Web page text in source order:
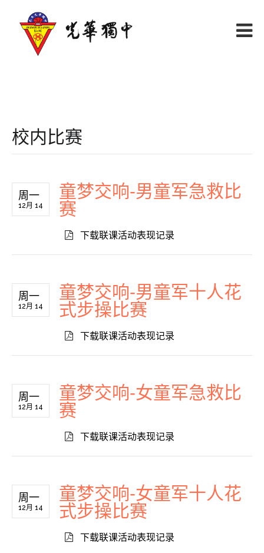
校内比赛
周一
12月 14
童梦交响-男童军急救比
赛
下载联课活动表现记录
周一
12月 14
童梦交响-男童军十人花
式步操比赛
下载联课活动表现记录
周一
12月 14
童梦交响-女童军急救比
赛
下载联课活动表现记录
周一
12月 14
童梦交响-女童军十人花
式步操比赛
下载联课活动表现记录